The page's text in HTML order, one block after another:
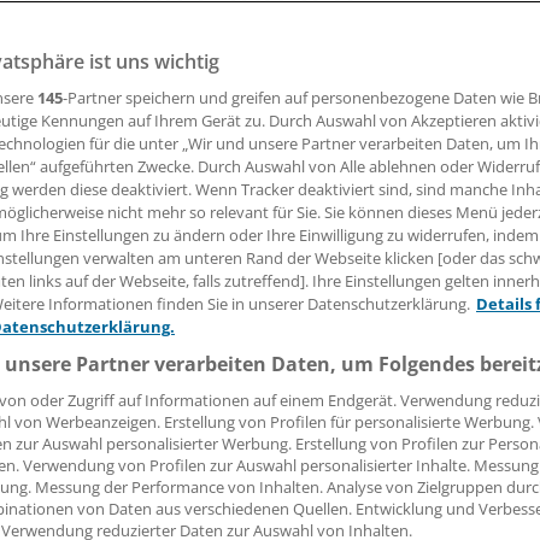
sind in Gießen die ersten 58 via Landarztquote
und Marburg begrüßt worden. Professor Ferdinand
Reise“.
Leserin, lieber Leser,
Beitrag können Sie lesen, sobald Sie sich eingeloggt
Jetzt anmelden »
Kostenlos
vergessen?
ist mit wenigen Klicks erledigt und kostenlos.
des kostenlosen Login:
Analysen, Hintergründe und Infografiken
Interviews und Praxis-Tipps
ist uns wichtig
145-Partner speichern und greifen auf personenbezogene Daten wie
Kennungen auf Ihrem Gerät zu. Durch Auswahl von Akzeptieren
für die unter „Wir und unsere Partner verarbeiten Daten, um
aufgeführten Zwecke. Durch Auswahl von Alle ablehnen oder
werden diese deaktiviert. Wenn Tracker deaktiviert sind, sind manche
nicht mehr so relevant für Sie. Sie können dieses Menü
Ihre Einstellungen zu ändern oder Ihre Einwilligung zu widerrufen, indem
verwalten am unteren Rand der Webseite klicken [oder das
links auf der Webseite, falls zutreffend]. Ihre Einstellungen gelten
Informationen finden Sie in unserer Datenschutzerklärung. Details
Partner verarbeiten Daten, um Folgendes
oder Zugriff auf Informationen auf einem Endgerät. Verwendung
von Werbeanzeigen. Erstellung von Profilen für personalisierte
zur Auswahl personalisierter Werbung. Erstellung von Profilen zur
Verwendung von Profilen zur Auswahl personalisierter Inhalte.
Messung der Performance von Inhalten. Analyse von Zielgruppen
von Daten aus verschiedenen Quellen. Entwicklung und
reduzierter Daten zur Auswahl von Inhalten.